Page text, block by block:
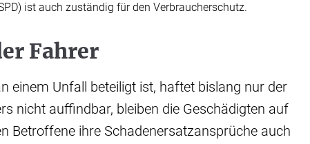
ist auch zuständig für den Verbraucherschutz.
Fahrer
einem Unfall beteiligt ist, haftet bislang nur der
nicht auffindbar, bleiben die Geschädigten auf
Betroffene ihre Schadenersatzansprüche auch